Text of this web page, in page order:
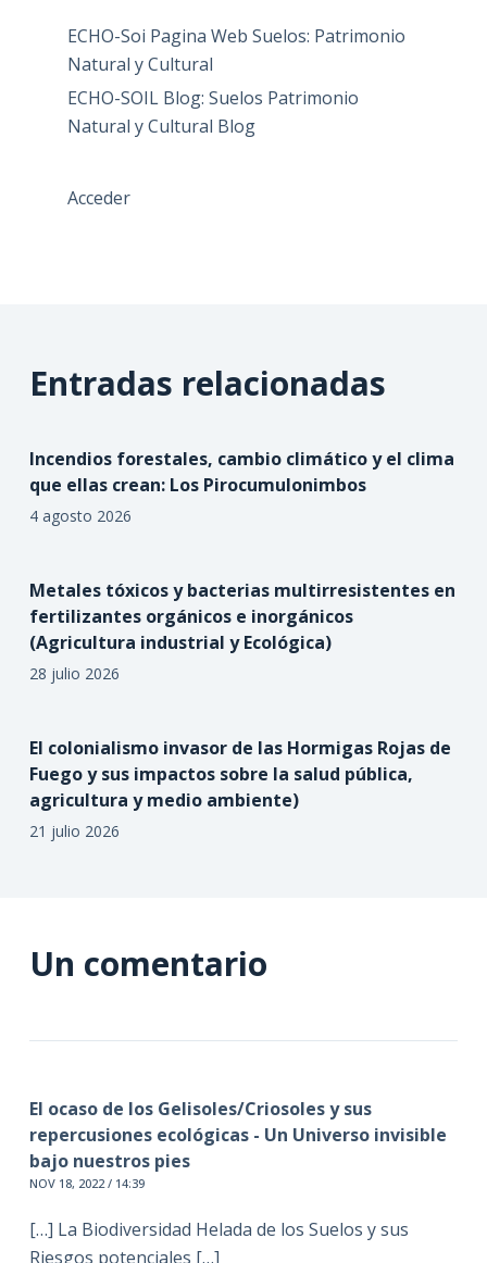
ECHO-Soi Pagina Web Suelos: Patrimonio
Natural y Cultural
ECHO-SOIL Blog: Suelos Patrimonio
Natural y Cultural Blog
Acceder
Entradas relacionadas
Incendios forestales, cambio climático y el clima
que ellas crean: Los Pirocumulonimbos
4 agosto 2026
Metales tóxicos y bacterias multirresistentes en
fertilizantes orgánicos e inorgánicos
(Agricultura industrial y Ecológica)
28 julio 2026
El colonialismo invasor de las Hormigas Rojas de
Fuego y sus impactos sobre la salud pública,
agricultura y medio ambiente)
21 julio 2026
Un comentario
El ocaso de los Gelisoles/Criosoles y sus
repercusiones ecológicas - Un Universo invisible
bajo nuestros pies
NOV 18, 2022 / 14:39
[…] La Biodiversidad Helada de los Suelos y sus
Riesgos potenciales […]